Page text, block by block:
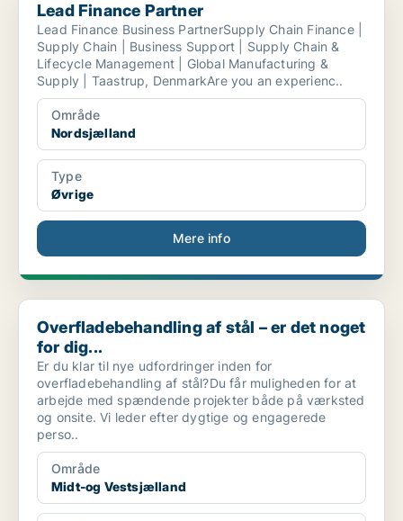
Lead Finance Partner
Lead Finance Business PartnerSupply Chain Finance |
Supply Chain | Business Support | Supply Chain &
Lifecycle Management | Global Manufacturing &
Supply | Taastrup, DenmarkAre you an experienc..
Område
Nordsjælland
Type
Øvrige
Mere info
Overfladebehandling af stål – er det noget for dig...
Overfladebehandling af stål – er det noget
for dig...
Er du klar til nye udfordringer inden for
overfladebehandling af stål?Du får muligheden for at
arbejde med spændende projekter både på værksted
og onsite. Vi leder efter dygtige og engagerede
perso..
Område
Midt-og Vestsjælland